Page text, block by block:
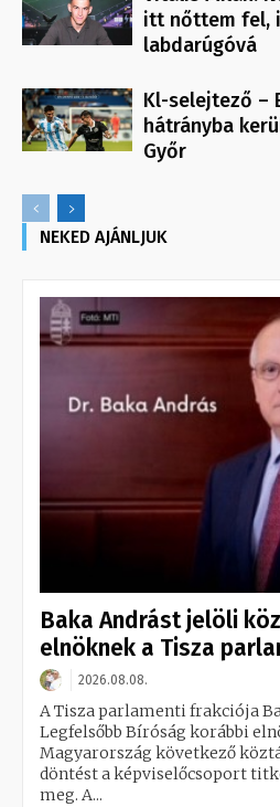
itt nőttem fel,
labdarúgóvá
Kl-selejtező –
hátrányba
Győr
NEKED AJÁNLJUK
Baka Andrást jelöli
elnöknek a Tisza
2026.08.08.
A Tisza parlamenti frakciója
Legfelsőbb Bíróság korábbi
Magyarország következő
döntést a képviselőcsoport
meg. A...